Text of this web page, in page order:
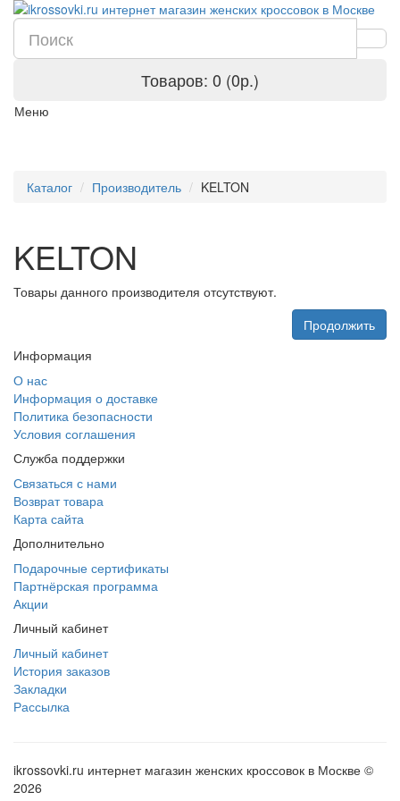
Товаров: 0 (0р.)
Меню
Каталог Производитель KELTON
KELTON
Товары данного производителя отсутствуют.
Продолжить
Информация
О нас
Информация о доставке
Политика безопасности
Условия соглашения
Служба поддержки
Связаться с нами
Возврат товара
Карта сайта
Дополнительно
Подарочные сертификаты
Партнёрская программа
Акции
Личный кабинет
Личный кабинет
История заказов
Закладки
Рассылка
ikrossovki.ru интернет магазин женских кроссовок в Москве ©
2026